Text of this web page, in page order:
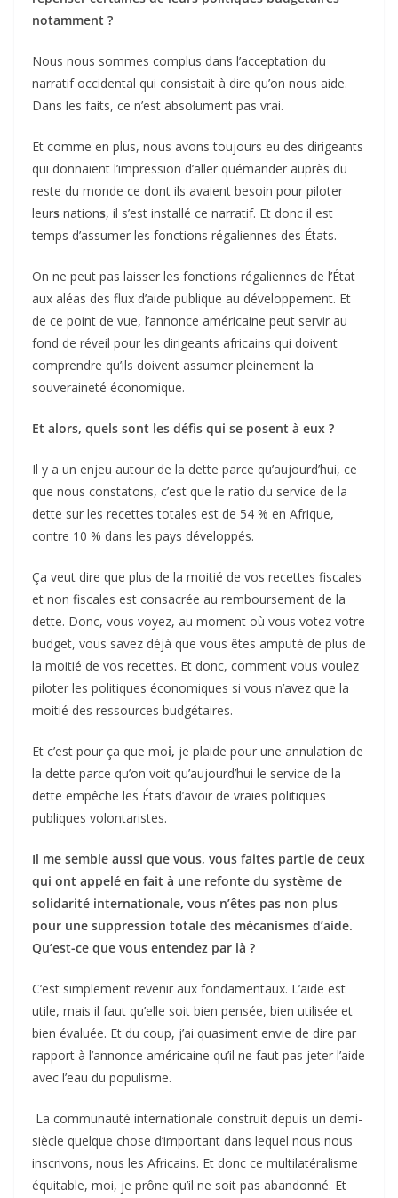
notamment ?
Nous nous sommes complus dans l’acceptation du
narratif occidental qui consistait à dire qu’on nous aide.
Dans les faits, ce n’est absolument pas vrai.
Et comme en plus, nous avons toujours eu des dirigeants
qui donnaient l’impression d’aller quémander auprès du
reste du monde ce dont ils avaient besoin pour piloter
leurs nations, il s’est installé ce narratif. Et donc il est
temps d’assumer les fonctions régaliennes des États.
On ne peut pas laisser les fonctions régaliennes de l’État
aux aléas des flux d’aide publique au développement. Et
de ce point de vue, l’annonce américaine peut servir au
fond de réveil pour les dirigeants africains qui doivent
comprendre qu’ils doivent assumer pleinement la
souveraineté économique.
Et alors, quels sont les défis qui se posent à eux ?
Il y a un enjeu autour de la dette parce qu’aujourd’hui, ce
que nous constatons, c’est que le ratio du service de la
dette sur les recettes totales est de 54 % en Afrique,
contre 10 % dans les pays développés.
Ça veut dire que plus de la moitié de vos recettes fiscales
et non fiscales est consacrée au remboursement de la
dette. Donc, vous voyez, au moment où vous votez votre
budget, vous savez déjà que vous êtes amputé de plus de
la moitié de vos recettes. Et donc, comment vous voulez
piloter les politiques économiques si vous n’avez que la
moitié des ressources budgétaires.
Et c’est pour ça que moi, je plaide pour une annulation de
la dette parce qu’on voit qu’aujourd’hui le service de la
dette empêche les États d’avoir de vraies politiques
publiques volontaristes.
Il me semble aussi que vous, vous faites partie de ceux
qui ont appelé en fait à une refonte du système de
solidarité internationale, vous n’êtes pas non plus
pour une suppression totale des mécanismes d’aide.
Qu’est-ce que vous entendez par là ?
C’est simplement revenir aux fondamentaux. L’aide est
utile, mais il faut qu’elle soit bien pensée, bien utilisée et
bien évaluée. Et du coup, j’ai quasiment envie de dire par
rapport à l’annonce américaine qu’il ne faut pas jeter l’aide
avec l’eau du populisme.
La communauté internationale construit depuis un demi-
siècle quelque chose d’important dans lequel nous nous
inscrivons, nous les Africains. Et donc ce multilatéralisme
équitable, moi, je prône qu’il ne soit pas abandonné. Et